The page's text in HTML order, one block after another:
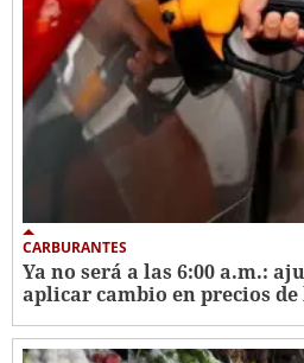
CARBURANTES
Ya no será a las 6:00 a.m.:
aplicar cambio en precios